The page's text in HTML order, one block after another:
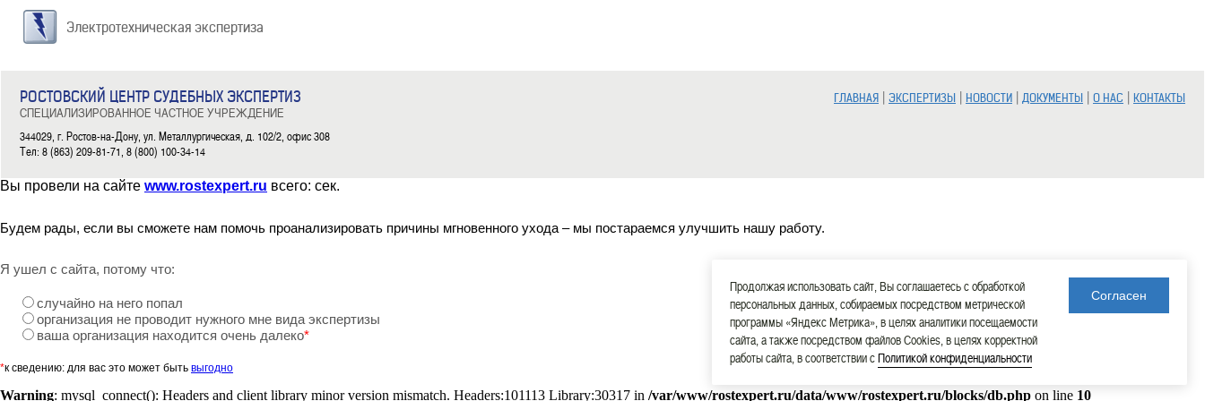
Электротехническая экспертиза
РОСТОВСКИЙ ЦЕНТР СУДЕБНЫХ ЭКСПЕРТИЗ
СПЕЦИАЛИЗИРОВАННОЕ ЧАСТНОЕ УЧРЕЖДЕНИЕ
344029, г. Ростов-на-Дону, ул. Металлургическая, д. 102/2, офис 308
Тел: 8 (863) 209-81-71, 8 (800) 100-34-14
ГЛАВНАЯ | ЭКСПЕРТИЗЫ | НОВОСТИ | ДОКУМЕНТЫ | О НАС | КОНТАКТЫ
Вы провели на сайте www.rostexpert.ru всего: сек.
Будем рады, если вы сможете нам помочь проанализировать причины мгновенного ухода – мы постараемся улучшить нашу работу.
Я ушел с сайта, потому что:
случайно на него попал
организация не проводит нужного мне вида экспертизы
ваша организация находится очень далеко*
*к сведению: для вас это может быть выгодно
Warning: mysql_connect(): Headers and client library minor version mismatch. Headers:101113 Library:30317 in /var/www/rostexpert.ru/data/www/rostexpert.ru/blocks/db.php on line 10
Продолжая использовать сайт, Вы соглашаетесь с обработкой
персональных данных, собираемых посредством метрической
программы «Яндекс Метрика», в целях аналитики посещаемости
сайта, а также посредством файлов Cookies, в целях корректной
работы сайта, в соответствии сПолитикой конфиденциальности
Согласен